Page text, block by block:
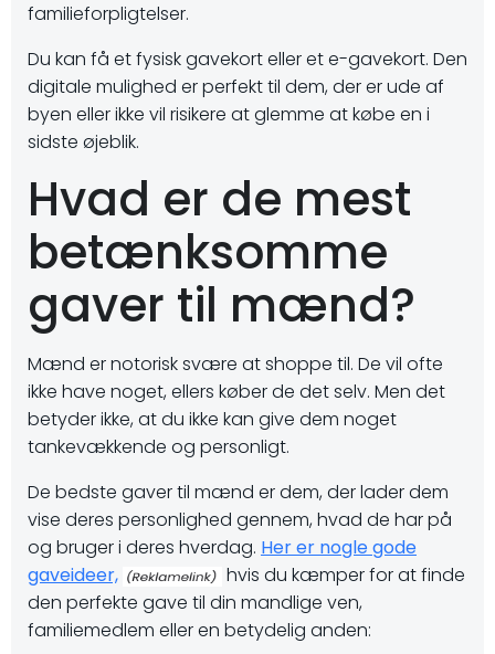
familieforpligtelser.
Du kan få et fysisk gavekort eller et e-gavekort. Den
digitale mulighed er perfekt til dem, der er ude af
byen eller ikke vil risikere at glemme at købe en i
sidste øjeblik.
Hvad er de mest
betænksomme
gaver til mænd?
Mænd er notorisk svære at shoppe til. De vil ofte
ikke have noget, ellers køber de det selv. Men det
betyder ikke, at du ikke kan give dem noget
tankevækkende og personligt.
De bedste gaver til mænd er dem, der lader dem
vise deres personlighed gennem, hvad de har på
og bruger i deres hverdag. Her er nogle gode
gaveideer,
hvis du kæmper for at finde
den perfekte gave til din mandlige ven,
familiemedlem eller en betydelig anden: